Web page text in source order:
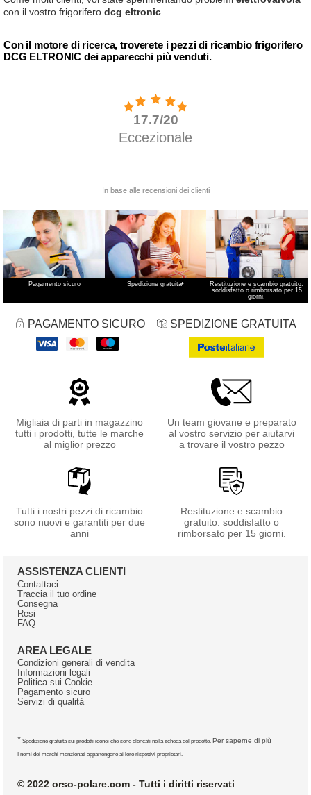
con il vostro frigorifero dcg eltronic
Con il motore di ricerca, troverete i pezzi di ricambio frigorifero
DCG ELTRONIC dei apparecchi più venduti.
Pagamento sicuro Spedizione gratuita*
Restituzione e scambio gratuito:
soddisfatto o rimborsato per 15
giorni.
PAGAMENTO SICURO SPEDIZIONE GRATUITA
Migliaia di parti in magazzino
tutti i prodotti, tutte le marche
al miglior prezzo
Un team giovane e preparato
al vostro servizio per aiutarvi
a trovare il vostro pezzo
Tutti i nostri pezzi di ricambio
sono nuovi e garantiti per due
anni
Restituzione e scambio
gratuito: soddisfatto o
rimborsato per 15 giorni.
ASSISTENZA CLIENTI
Contattaci
Traccia il tuo ordine
Consegna
Resi
FAQ
AREA LEGALE
Condizioni generali di vendita
Informazioni legali
Politica sui Cookie
Pagamento sicuro
Servizi di qualità
* Spedizione gratuita sui prodotti idonei che sono elencati nella scheda del prodotto. Per saperne di più
I nomi dei marchi menzionati appartengono ai loro rispettivi proprietari.
© 2022 orso-polare.com - Tutti i diritti riservati